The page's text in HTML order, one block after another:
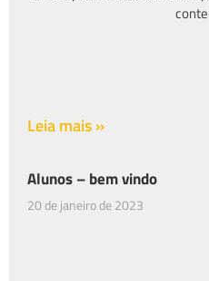
Leia mais »
Alunos – bem vindo
20 de janeiro de 2023